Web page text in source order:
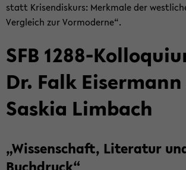
statt Kri­sen­dis­kurs: Merk­ma­le der
Ver­gleich zur Vor­mo­der­ne“.
SFB 1288-​
Dr. Falk
Sas­kia Lim­bach
„Wis­sen­schaft, Li­te­ra­tur